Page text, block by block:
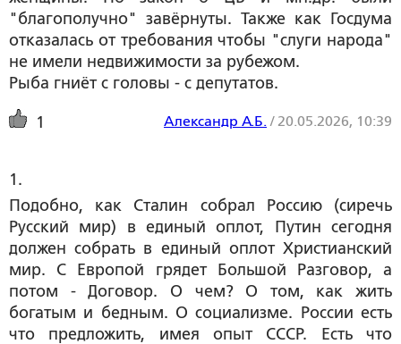
"благополучно" завёрнуты. Также как Госдума
отказалась от требования чтобы "слуги народа"
не имели недвижимости за рубежом.
Рыба гниёт с головы - с депутатов.
1 Александр А.Б./ 20.05.2026, 10:39
1.
Подобно, как Сталин собрал Россию (сиречь
Русский мир) в единый оплот, Путин сегодня
должен собрать в единый оплот Христианский
мир. С Европой грядет Большой Разговор, а
потом - Договор. О чем? О том, как жить
богатым и бедным. О социализме. России есть
что предложить, имея опыт СССР. Есть что